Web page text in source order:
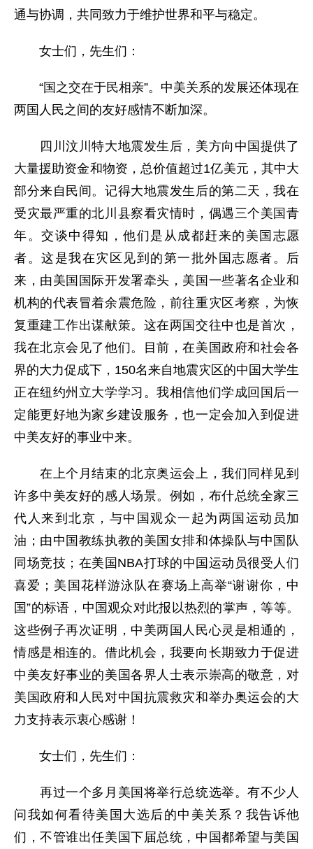
通与协调，共同致力于维护世界和平与稳定。
女士们，先生们：
“国之交在于民相亲”。中美关系的发展还体现在
两国人民之间的友好感情不断加深。
四川汶川特大地震发生后，美方向中国提供了
大量援助资金和物资，总价值超过1亿美元，其中大
部分来自民间。记得大地震发生后的第二天，我在
受灾最严重的北川县察看灾情时，偶遇三个美国青
年。交谈中得知，他们是从成都赶来的美国志愿
者。这是我在灾区见到的第一批外国志愿者。后
来，由美国国际开发署牵头，美国一些著名企业和
机构的代表冒着余震危险，前往重灾区考察，为恢
复重建工作出谋献策。这在两国交往中也是首次，
我在北京会见了他们。目前，在美国政府和社会各
界的大力促成下，150名来自地震灾区的中国大学生
正在纽约州立大学学习。我相信他们学成回国后一
定能更好地为家乡建设服务，也一定会加入到促进
中美友好的事业中来。
在上个月结束的北京奥运会上，我们同样见到
许多中美友好的感人场景。例如，布什总统全家三
代人来到北京，与中国观众一起为两国运动员加
油；由中国教练执教的美国女排和体操队与中国队
同场竞技；在美国NBA打球的中国运动员很受人们
喜爱；美国花样游泳队在赛场上高举“谢谢你，中
国”的标语，中国观众对此报以热烈的掌声，等等。
这些例子再次证明，中美两国人民心灵是相通的，
情感是相连的。借此机会，我要向长期致力于促进
中美友好事业的美国各界人士表示崇高的敬意，对
美国政府和人民对中国抗震救灾和举办奥运会的大
力支持表示衷心感谢！
女士们，先生们：
再过一个多月美国将举行总统选举。有不少人
问我如何看待美国大选后的中美关系？我告诉他
们，不管谁出任美国下届总统，中国都希望与美国